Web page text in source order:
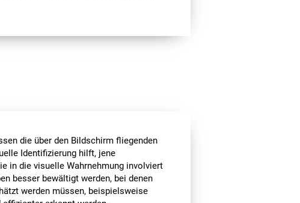
die über den Bildschirm fliegenden
Identifizierung hilft, jene
in die visuelle Wahrnehmung involviert
besser bewältigt werden, bei denen
werden müssen, beispielsweise